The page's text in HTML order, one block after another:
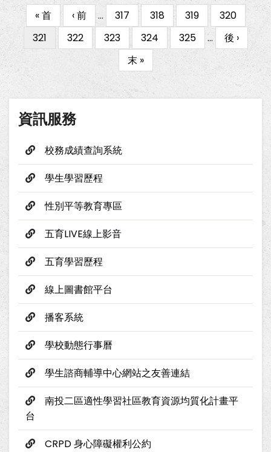
Pagination
First
page
« 首
Previous
page
‹ 前 … Page
317 Page
318 Page
319 Page
320
目
前
頁
321 Page
322 Page
323 Page
324 Page
325 …
下
一
後 ›
Last
page
末 »
資訊服務
校務成績查詢系統
學生學習歷程
性別平等教育專區
五育LIVE線上影音
五育學習歷程
線上圖書館平台
播客系統
學校動態行事曆
學生諮商輔導中心網站之友善連結
南投二區適性學習社區教育資源均質化計畫平
台
CRPD 身心障礙權利公約